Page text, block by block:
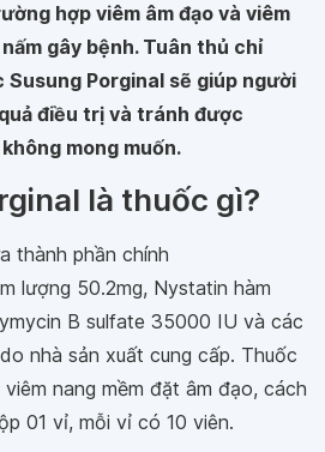
hợp viêm âm đạo và viêm
gây bệnh. Tuân thủ chỉ
Porginal sẽ giúp người
điều trị và tránh được
mong muốn.
là thuốc gì?
thành phần chính
lượng 50.2mg, Nystatin hàm
B sulfate 35000 IU và các
nhà sản xuất cung cấp. Thuốc
nang mềm đặt âm đạo, cách
01 vỉ, mỗi vỉ có 10 viên.